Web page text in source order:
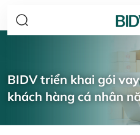
BIDV triển khai gói
khách hàng cá nhân